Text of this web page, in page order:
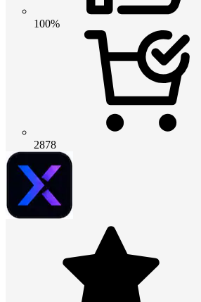
100%
2878